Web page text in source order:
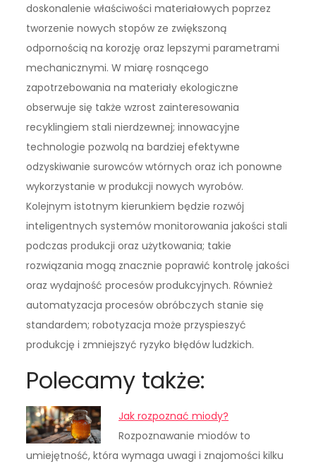
doskonalenie właściwości materiałowych poprzez
tworzenie nowych stopów ze zwiększoną
odpornością na korozję oraz lepszymi parametrami
mechanicznymi. W miarę rosnącego
zapotrzebowania na materiały ekologiczne
obserwuje się także wzrost zainteresowania
recyklingiem stali nierdzewnej; innowacyjne
technologie pozwolą na bardziej efektywne
odzyskiwanie surowców wtórnych oraz ich ponowne
wykorzystanie w produkcji nowych wyrobów.
Kolejnym istotnym kierunkiem będzie rozwój
inteligentnych systemów monitorowania jakości stali
podczas produkcji oraz użytkowania; takie
rozwiązania mogą znacznie poprawić kontrolę jakości
oraz wydajność procesów produkcyjnych. Również
automatyzacja procesów obróbczych stanie się
standardem; robotyzacja może przyspieszyć
produkcję i zmniejszyć ryzyko błędów ludzkich.
Polecamy także:
Jak rozpoznać miody?
Rozpoznawanie miodów to
umiejętność, która wymaga uwagi i znajomości kilku